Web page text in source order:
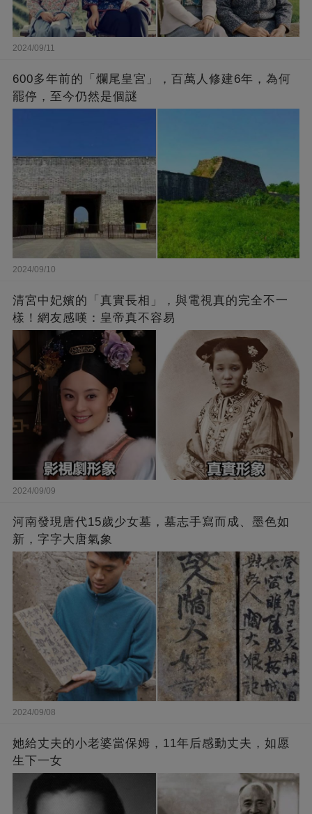
2024/09/11
600多年前的「爛尾皇宮」，百萬人修建6年，為何
罷停，至今仍然是個謎
2024/09/10
清宮中妃嬪的「真實長相」，與電視真的完全不一
樣！網友感嘆：皇帝真不容易
2024/09/09
河南發現唐代15歲少女墓，墓志手寫而成、墨色如
新，字字大唐氣象
2024/09/08
她給丈夫的小老婆當保姆，11年后感動丈夫，如愿
生下一女